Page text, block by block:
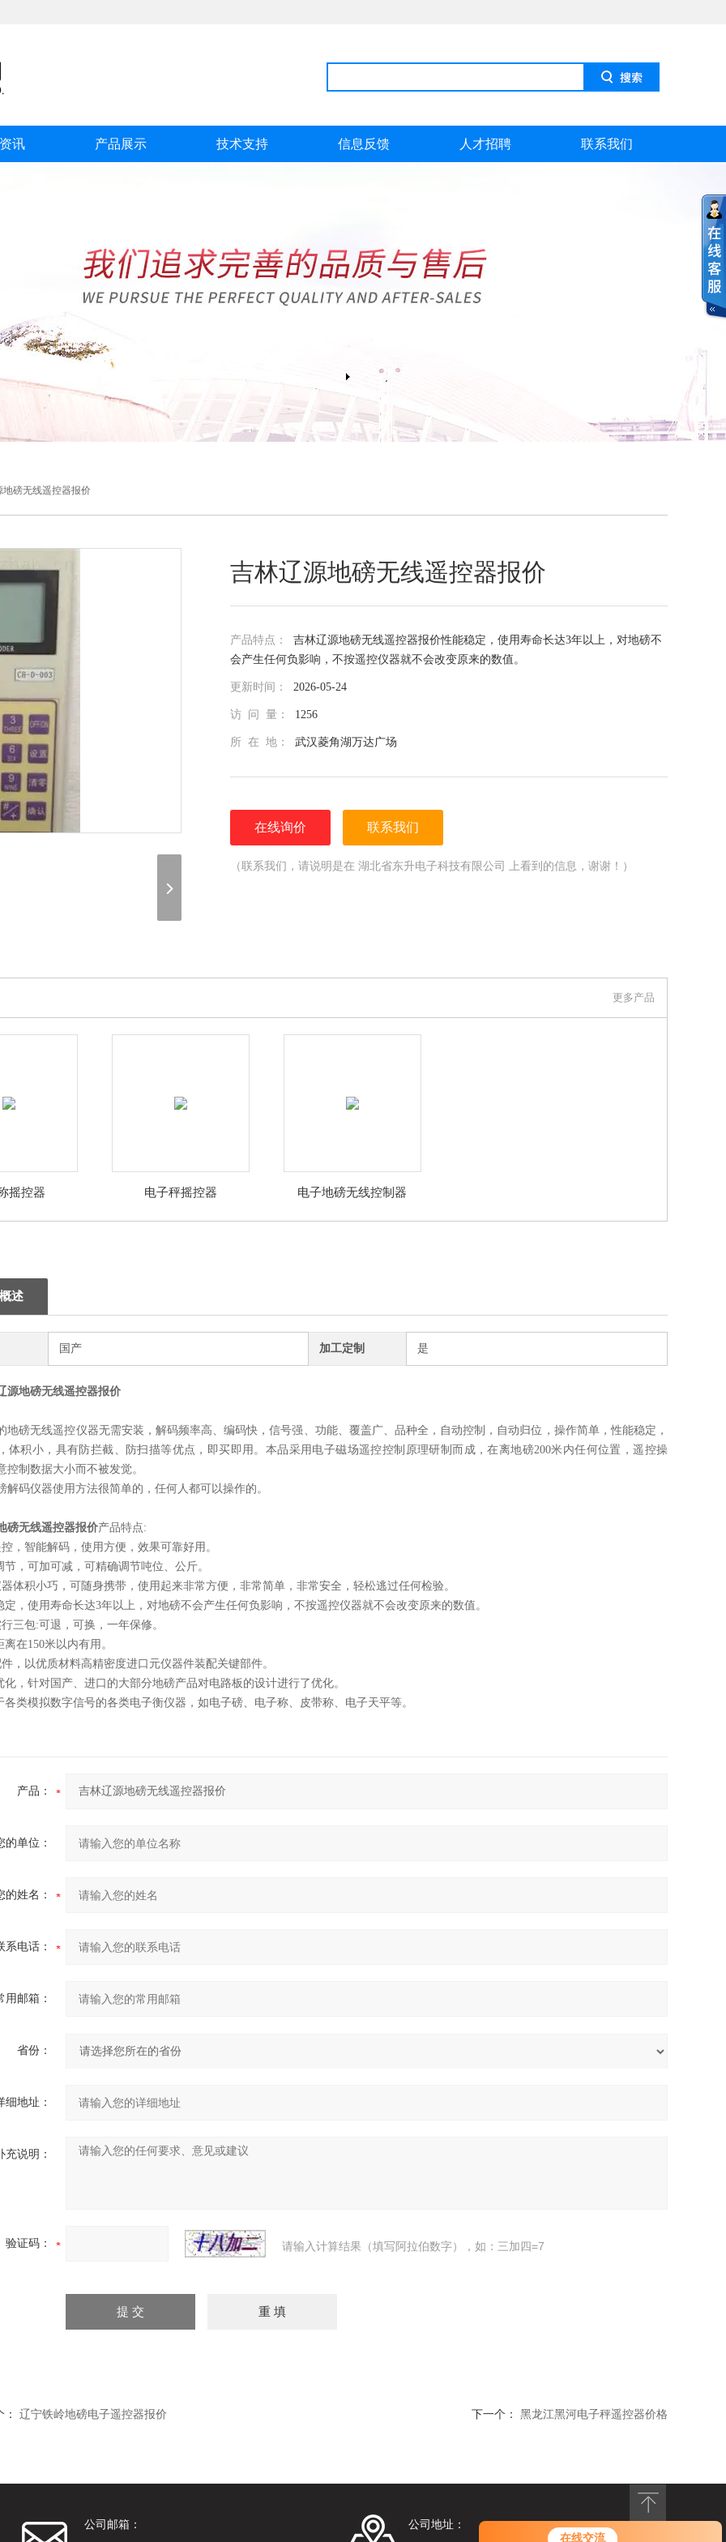
在线交流
讯 产品展示 技术支持 信息反馈 人才招聘 联系我们
磅无线遥控器报价
吉林辽源地磅无线遥控器报价
产品特点： 吉林辽源地磅无线遥控器报价性能稳定，使用寿命长达3年以上，对地磅不
会产生任何负影响，不按遥控仪器就不会改变原来的数值。
更新时间： 2026-05-24
访 问 量： 1256
所 在 地： 武汉菱角湖万达广场
在线询价 联系我们
（联系我们，请说明是在 湖北省东升电子科技有限公司 上看到的信息，谢谢！）
更多产品
摇控器 电子秤摇控器 电子地磅无线控制器
述
国产 加工定制 是
源地磅无线遥控器报价
地磅无线遥控仪器无需安装，解码频率高、编码快，信号强、功能、覆盖广、品种全，自动控制，自动归位，操作简单，性能稳定，
体积小，具有防拦截、防扫描等优点，即买即用。本品采用电子磁场遥控控制原理研制而成，在离地磅200米内任何位置，遥控操
控制数据大小而不被发觉。
解码仪器使用方法很简单的，任何人都可以操作的。
磅无线遥控器报价产品特点:
，智能解码，使用方便，效果可靠好用。
，可加可减，可精确调节吨位、公斤。
体积小巧，可随身携带，使用起来非常方便，非常简单，非常安全，轻松逃过任何检验。
，使用寿命长达3年以上，对地磅不会产生任何负影响，不按遥控仪器就不会改变原来的数值。
三包:可退，可换，一年保修。
在150米以内有用。
，以优质材料高精密度进口元仪器件装配关键部件。
，针对国产、进口的大部分地磅产品对电路板的设计进行了优化。
类模拟数字信号的各类电子衡仪器，如电子磅、电子称、皮带称、电子天平等。
产品：
的单位：
的姓名：
系电话：
用邮箱：
省份：
细地址：
充说明：
验证码： 请输入计算结果（填写阿拉伯数字），如：三加四=7
辽宁铁岭地磅电子遥控器报价 下一个： 黑龙江黑河电子秤遥控器价格
公司邮箱： 公司地址：